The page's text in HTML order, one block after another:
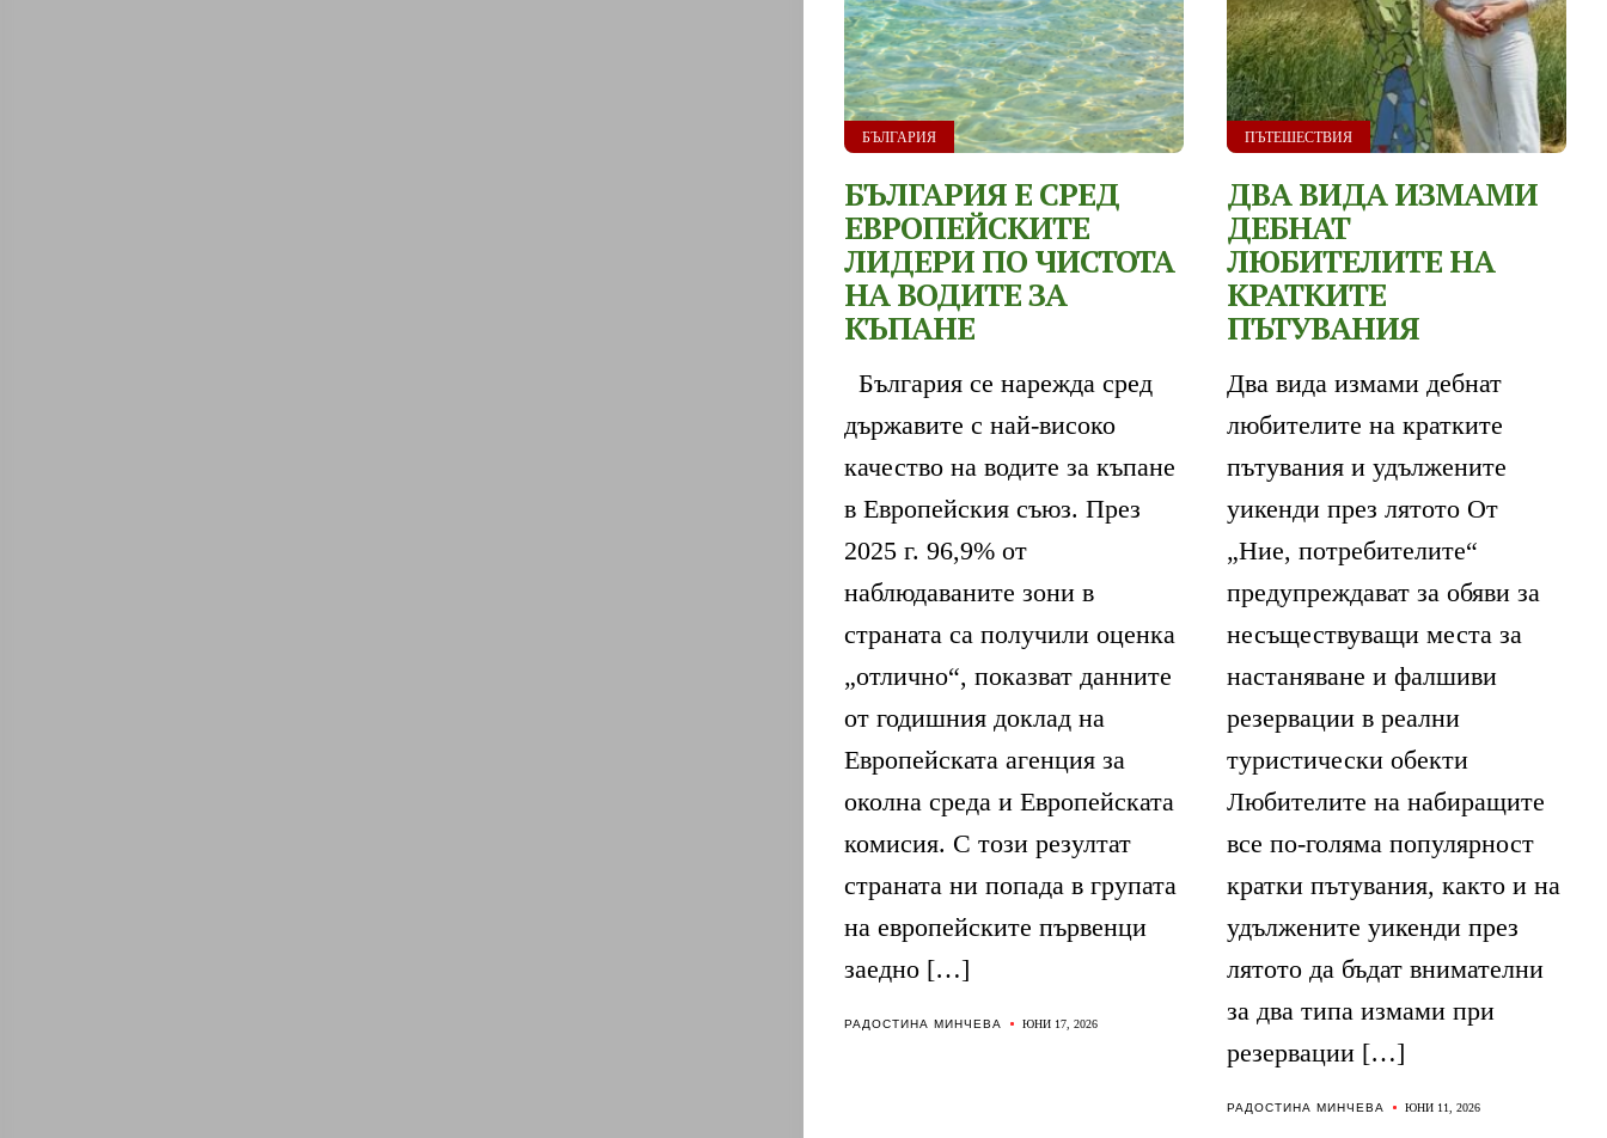
БЪЛГАРИЯ
БЪЛГАРИТЕ
БЪЛГАРИЯ
БЪЛГАРИЯ Е СРЕД
ЕВРОПЕЙСКИТЕ
ЛИДЕРИ ПО ЧИСТОТА
НА ВОДИТЕ ЗА
КЪПАНЕ
България се нарежда сред
държавите с най-високо
качество на водите за къпане
в Европейския съюз. През
2025 г. 96,9% от
наблюдаваните зони в
страната са получили оценка
„отлично“, показват данните
от годишния доклад на
Европейската агенция за
околна среда и Европейската
комисия. С този резултат
страната ни попада в групата
на европейските първенци
заедно […]
РАДОСТИНА МИНЧЕВА ЮНИ 17, 2026
ПЪТЕШЕСТВИЯ
ДВА ВИДА ИЗМАМИ
ДЕБНАТ
ЛЮБИТЕЛИТЕ НА
КРАТКИТЕ
ПЪТУВАНИЯ
Два вида измами дебнат
любителите на кратките
пътувания и удължените
уикенди през лятото От
„Ние, потребителите“
предупреждават за обяви за
несъществуващи места за
настаняване и фалшиви
резервации в реални
туристически обекти
Любителите на набиращите
все по-голяма популярност
кратки пътувания, както и на
удължените уикенди през
лятото да бъдат внимателни
за два типа измами при
резервации […]
РАДОСТИНА МИНЧЕВА ЮНИ 11, 2026